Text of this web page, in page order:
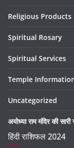
Religious Products
Spiritual Rosary
Spiritual Services
Temple
Uncategorized
अयोध्या राम मंदिर की सारी
हिंदी राशिफल 2024